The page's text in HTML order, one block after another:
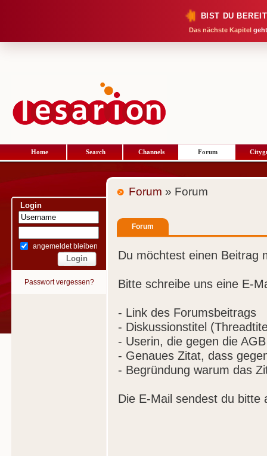
BIST DU
Das nächste Kapitel
Home Search Channels Forum
Login
angemeldet bleiben
Passwort vergessen?
Forum » Forum
Forum
Du möchtest einen Beitrag
Bitte schreibe uns eine E-
- Link des Forumsbeitrags
- Diskussionstitel
- Userin, die gegen die
- Genaues Zitat, dass
- Begründung warum das
Die E-Mail sendest du bitte